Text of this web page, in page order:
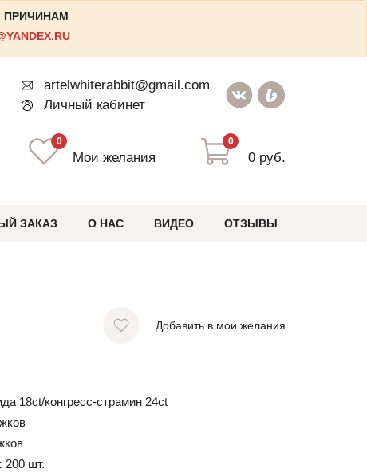
ПРИЧИНАМ
artelwhiterabbit@gmail.com
Личный кабинет
0
Мои желания
0
0 руб.
ЗАКАЗ О НАС ВИДЕО ОТЗЫВЫ
Добавить в мои желания
18ct/конгресс-страмин 24ct
200 шт.